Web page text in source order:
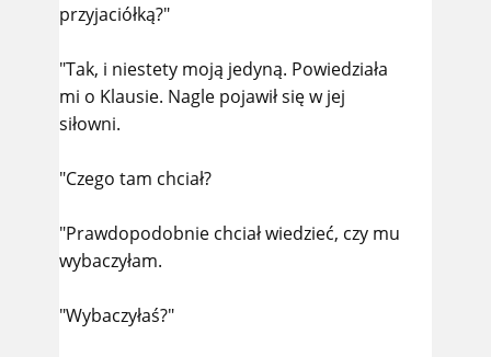
przyjaciółką?"
"Tak, i niestety moją jedyną. Powiedziała
mi o Klausie. Nagle pojawił się w jej
siłowni.
"Czego tam chciał?
"Prawdopodobnie chciał wiedzieć, czy mu
wybaczyłam.
"Wybaczyłaś?"